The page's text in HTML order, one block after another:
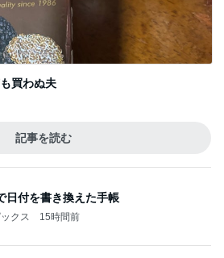
買わぬ夫
記事を読む
日付を書き換えた手帳
クス 15時間前